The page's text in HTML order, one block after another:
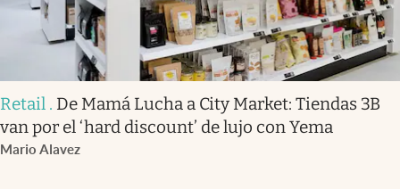
Retail . De Mamá Lucha a City Market: Tiendas 3B
van por el ‘hard discount’ de lujo con Yema
Mario Alavez